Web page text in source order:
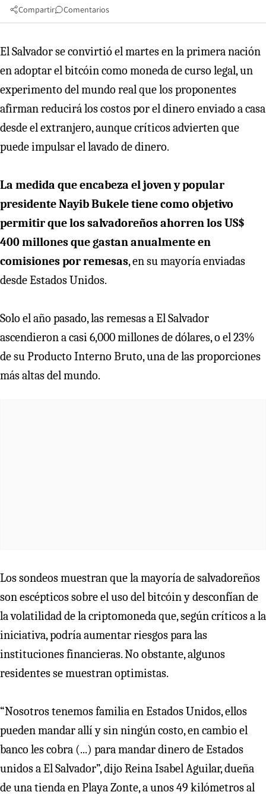
Compartir Comentarios
El Salvador se convirtió el martes en la primera nación
en adoptar el bitcóin como moneda de curso legal, un
experimento del mundo real que los proponentes
afirman reducirá los costos por el dinero enviado a casa
desde el extranjero, aunque críticos advierten que
puede impulsar el lavado de dinero.
La medida que encabeza el joven y popular
presidente Nayib Bukele tiene como objetivo
permitir que los salvadoreños ahorren los US$
400 millones que gastan anualmente en
comisiones por remesas, en su mayoría enviadas
desde Estados Unidos.
Solo el año pasado, las remesas a El Salvador
ascendieron a casi 6,000 millones de dólares, o el 23%
de su Producto Interno Bruto, una de las proporciones
más altas del mundo.
Los sondeos muestran que la mayoría de salvadoreños
son escépticos sobre el uso del bitcóin y desconfían de
la volatilidad de la criptomoneda que, según críticos a la
iniciativa, podría aumentar riesgos para las
instituciones financieras. No obstante, algunos
residentes se muestran optimistas.
“Nosotros tenemos familia en Estados Unidos, ellos
pueden mandar allí y sin ningún costo, en cambio el
banco les cobra (...) para mandar dinero de Estados
unidos a El Salvador”, dijo Reina Isabel Aguilar, dueña
de una tienda en Playa Zonte, a unos 49 kilómetros al